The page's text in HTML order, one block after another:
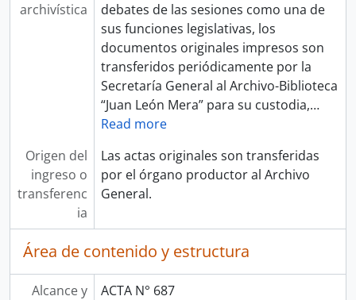
archivística
debates de las sesiones como una de
sus funciones legislativas, los
documentos originales impresos son
transferidos periódicamente por la
Secretaría General al Archivo-Biblioteca
“Juan León Mera” para su custodia,…
Read more
Origen del
ingreso o
transferenc
ia
Las actas originales son transferidas
por el órgano productor al Archivo
General.
Área de contenido y estructura
Alcance y
ACTA N° 687